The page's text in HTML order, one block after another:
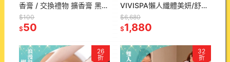
香膏 / 交換禮物 擴香膏 黑櫻
桃 居家香氛
$100
$50
VIVISPA懶人纖體美妍/舒壓
小顏150分(2擇1)贈
MASKING面膜28片Ⓗ
$6,680
$1,880
26
折
32
折